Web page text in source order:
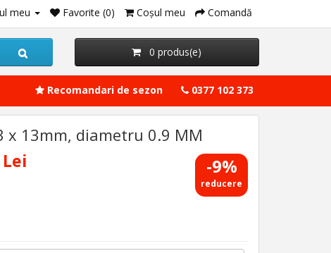
meu Favorite (0) Coşul meu Comandă
0 produs(e)
Recomandari de sezon 0377 102 373
x 13mm, diametru 0.9 MM
-9%
reducere